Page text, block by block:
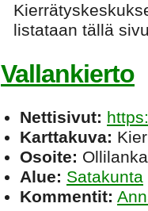
listataan tällä
Vallankierto
Nettisivut:
Karttakuva:
Osoite:
Alue: Satakunta
Kommentit: